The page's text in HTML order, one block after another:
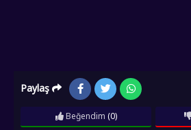
Paylaş
Beğendim (0)